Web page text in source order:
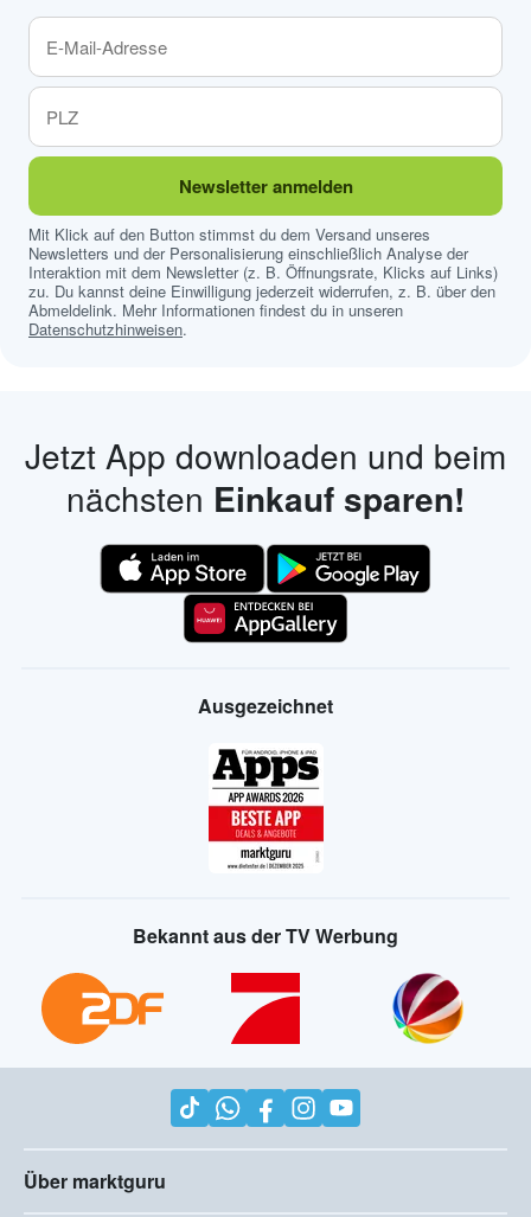
Newsletter anmelden
Mit Klick auf den Button stimmst du dem Versand unseres
Newsletters und der Personalisierung einschließlich Analyse der
Interaktion mit dem Newsletter (z. B. Öffnungsrate, Klicks auf Links)
zu. Du kannst deine Einwilligung jederzeit widerrufen, z. B. über den
Abmeldelink. Mehr Informationen findest du in unseren
Datenschutzhinweisen.
Jetzt App downloaden und beim
nächsten Einkauf sparen!
Ausgezeichnet
Bekannt aus der TV Werbung
Über marktguru